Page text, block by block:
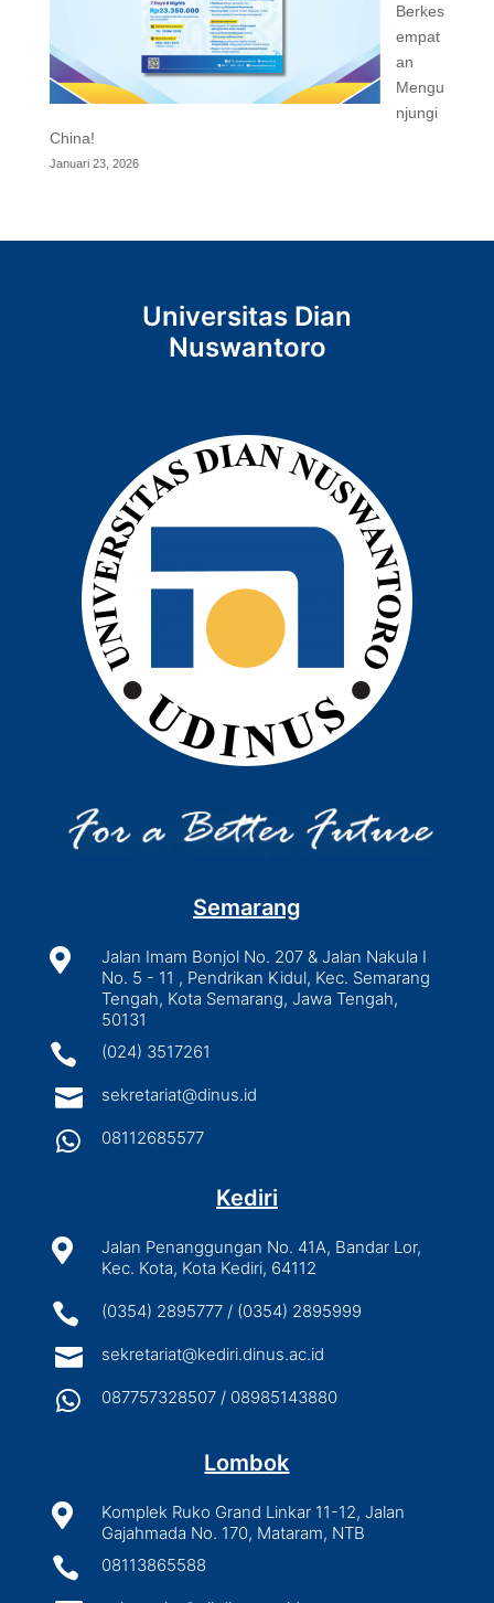
Berkes
empat
an
Mengu
njungi
China!
Januari 23, 2026
Universitas Dian
Nuswantoro
Semarang

Jalan Imam Bonjol No. 207 & Jalan Nakula I
No. 5 - 11 , Pendrikan Kidul, Kec. Semarang
Tengah, Kota Semarang, Jawa Tengah,
50131
 (024) 3517261
 sekretariat@dinus.id
 08112685577
Kediri

Jalan Penanggungan No. 41A, Bandar Lor,
Kec. Kota, Kota Kediri, 64112
 (0354) 2895777 / (0354) 2895999
 sekretariat@kediri.dinus.ac.id
 087757328507 / 08985143880
Lombok

Komplek Ruko Grand Linkar 11-12, Jalan
Gajahmada No. 170, Mataram, NTB
 08113865588